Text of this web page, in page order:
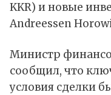
KKR) и новые
Andreessen
Министр
сообщил, что
условия сделки